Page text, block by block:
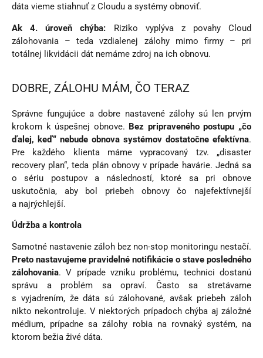
dáta vieme stiahnuť z Cloudu a systémy obnoviť.
Ak 4. úroveň chýba: Riziko vyplýva z povahy Cloud
zálohovania – teda vzdialenej zálohy mimo firmy – pri
totálnej likvidácii dát nemáme zdroj na ich obnovu.
DOBRE, ZÁLOHU MÁM, ČO TERAZ
Správne fungujúce a dobre nastavené zálohy sú len prvým
krokom k úspešnej obnove. Bez pripraveného postupu „čo
ďalej, keď“ nebude obnova systémov dostatočne efektívna.
Pre každého klienta máme vypracovaný tzv. „disaster
recovery plan“, teda plán obnovy v prípade havárie. Jedná sa
o sériu postupov a následností, ktoré sa pri obnove
uskutočnia, aby bol priebeh obnovy čo najefektívnejší
a najrýchlejší.
Údržba a kontrola
Samotné nastavenie záloh bez non-stop monitoringu nestačí.
Preto nastavujeme pravidelné notifikácie o stave posledného
zálohovania. V prípade vzniku problému, technici dostanú
správu a problém sa opraví. Často sa stretávame
s vyjadrením, že dáta sú zálohované, avšak priebeh záloh
nikto nekontroluje. V niektorých prípadoch chýba aj záložné
médium, prípadne sa zálohy robia na rovnaký systém, na
ktorom bežia živé dáta.